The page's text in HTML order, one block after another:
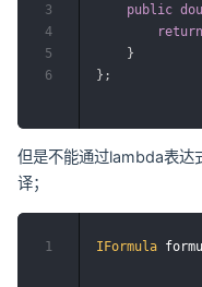
public
return
}
} ;
3
4
5
6
但是不能通过lambda表达
译；
IFormula
1